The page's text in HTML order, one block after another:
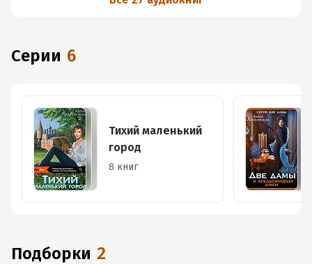
Серии 6
Тихий маленький
город
8 книг
Подборки 2